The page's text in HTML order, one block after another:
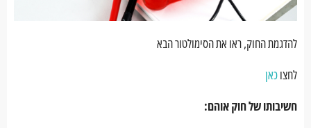
להדגמת החוק, ראו את הסימולטור הבא
לחצוכאן
חשיבותו של חוק אוהם: